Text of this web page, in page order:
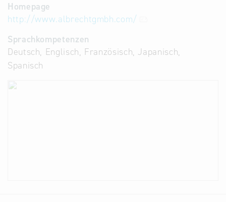
Homepage
http://www.albrechtgmbh.com/
Sprachkompetenzen
Deutsch, Englisch, Französisch, Japanisch,
Spanisch